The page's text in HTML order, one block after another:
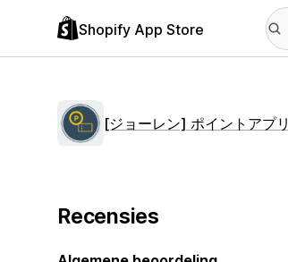
Shopify App Store
[ジョーレン] ポイントアプリ
Recensies